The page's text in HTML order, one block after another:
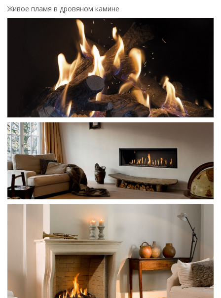
газовые и дровяные камины KAL-FIRE.Узнать цену у